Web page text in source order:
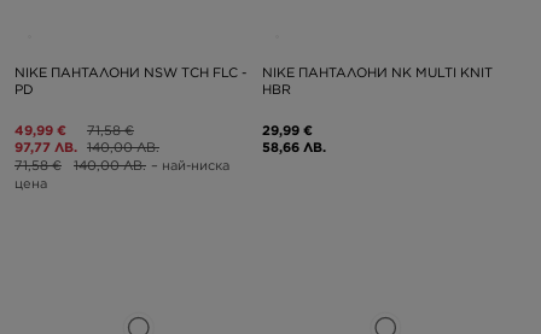
NIKE ПАНТАЛОНИ NSW TCH FLC -
PD
49,99 €
97,77 ЛВ.
71,58 €
140,00 ЛВ.
71,58 €
140,00 ЛВ. – най-ниска
цена
NIKE ПАНТАЛОНИ NK MULTI KNIT
HBR
29,99 €
58,66 ЛВ.